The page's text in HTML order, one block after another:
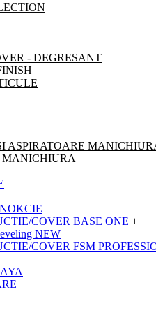
- DEGRESANT
ASPIRATOARE
MANICHIURA
COVER BASE ONE +
NEW
COVER FSM